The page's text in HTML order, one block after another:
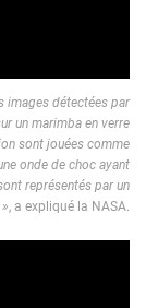
images détectées par
un marimba en verre
sont jouées comme
onde de choc ayant
représentés par un
, a expliqué la NASA.